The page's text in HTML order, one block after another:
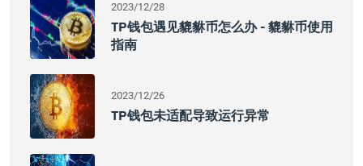
2023/12/28
TP钱包遇见貔貅币怎么办 - 貔貅币使用
指南
2023/12/26
TP钱包未适配导致运行异常